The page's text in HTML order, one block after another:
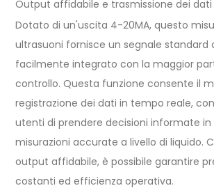
Output affidabile e trasmissione dei dati
Dotato di un'uscita 4-20MA, questo
ultrasuoni fornisce un segnale standard
facilmente integrato con la maggior
controllo. Questa funzione consente il
registrazione dei dati in tempo reale,
utenti di prendere decisioni informate in
misurazioni accurate a livello di liquido.
output affidabile, è possibile garantire
costanti ed efficienza operativa.